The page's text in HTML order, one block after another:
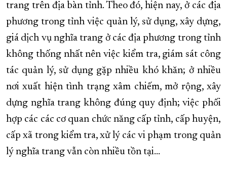
trang trên địa bàn tỉnh. Theo đó, hiện nay, ở các địa
phương trong tỉnh việc quản lý, sử dụng, xây dựng,
giá dịch vụ nghĩa trang ở các địa phương trong tỉnh
không thống nhất nên việc kiểm tra, giám sát công
tác quản lý, sử dụng gặp nhiều khó khăn; ở nhiều
nơi xuất hiện tình trạng xâm chiếm, mở rộng, xây
dựng nghĩa trang không đúng quy định; việc phối
hợp các các cơ quan chức năng cấp tỉnh, cấp huyện,
cấp xã trong kiểm tra, xử lý các vi phạm trong quản
lý nghĩa trang vẫn còn nhiều tồn tại…